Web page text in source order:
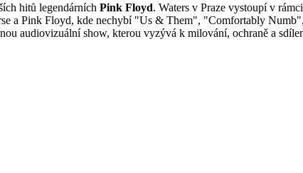
hitů legendárních Pink Floyd. Waters v Praze vystoupí v
a Pink Floyd, kde nechybí "Us & Them", "Comfortably
audiovizuální show, kterou vyzývá k milování, ochraně a